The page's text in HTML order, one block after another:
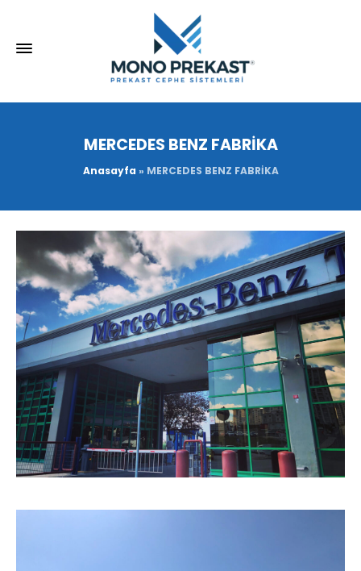
MERCEDES BENZ FABRİKA
Anasayfa » MERCEDES BENZ FABRİKA